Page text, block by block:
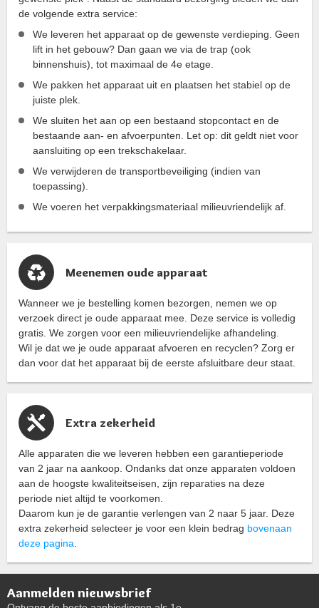
de volgende extra service:
We leveren het apparaat op de gewenste verdieping. Geen
lift in het gebouw? Dan gaan we via de trap (ook
binnenshuis), tot maximaal de 4e etage.
We pakken het apparaat uit en plaatsen het stabiel op de
juiste plek.
We sluiten het aan op een bestaand stopcontact en de
bestaande aan- en afvoerpunten. Let op: dit geldt niet voor
aansluiting op een trekschakelaar.
We verwijderen de transportbeveiliging (indien van
toepassing).
We voeren het verpakkingsmateriaal milieuvriendelijk af.
Meenemen oude apparaat
Wanneer we je bestelling komen bezorgen, nemen we op
verzoek direct je oude apparaat mee. Deze service is volledig
gratis. We zorgen voor een milieuvriendelijke afhandeling.
Wil je dat we je oude apparaat afvoeren en recyclen? Zorg er
dan voor dat het apparaat bij de eerste afsluitbare deur staat.
Extra zekerheid
Alle apparaten die we leveren hebben een garantieperiode
van 2 jaar na aankoop. Ondanks dat onze apparaten voldoen
aan de hoogste kwaliteitseisen, zijn reparaties na deze
periode niet altijd te voorkomen.
Daarom kun je de garantie verlengen van 2 naar 5 jaar. Deze
extra zekerheid selecteer je voor een klein bedrag bovenaan
deze pagina
Aanmelden nieuwsbrief